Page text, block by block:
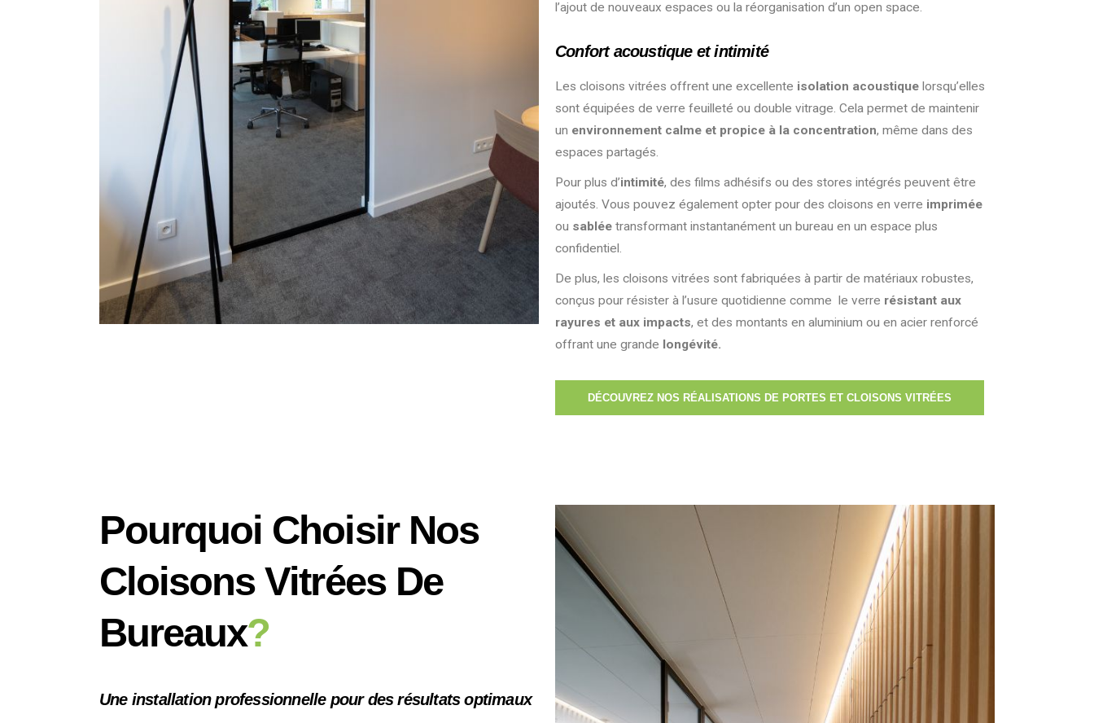
l’ajout de nouveaux espaces ou la réorganisation d’un open space.
Confort acoustique et intimité
Les cloisons vitrées offrent une excellente isolation acoustique lorsqu’elles
sont équipées de verre feuilleté ou double vitrage. Cela permet de maintenir
un environnement calme et propice à la concentration, même dans des
espaces partagés.
Pour plus d’intimité, des films adhésifs ou des stores intégrés peuvent être
ajoutés. Vous pouvez également opter pour des cloisons en verre imprimée
ou sablée transformant instantanément un bureau en un espace plus
confidentiel.
De plus, les cloisons vitrées sont fabriquées à partir de matériaux robustes,
conçus pour résister à l’usure quotidienne comme le verre résistant aux
rayures et aux impacts, et des montants en aluminium ou en acier renforcé
offrant une grande longévité.
DÉCOUVREZ NOS RÉALISATIONS DE PORTES ET CLOISONS VITRÉES
Pourquoi Choisir Nos
Cloisons Vitrées De
Bureaux?
Une installation professionnelle pour des résultats optimaux